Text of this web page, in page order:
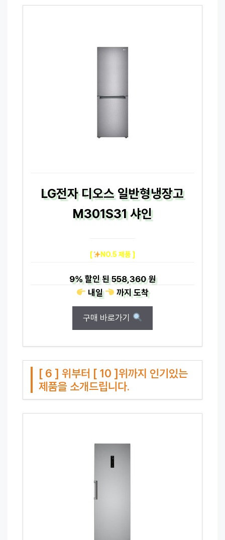
LG전자 디오스 일반형냉장고
M301S31 샤인
[ NO.5 제품 ]
9%할인 된558,360 원
내일
까지도착
구매 바로가기
[ 6 ] 위부터 [ 10 ]위까지 인기있는
제품을 소개드립니다.